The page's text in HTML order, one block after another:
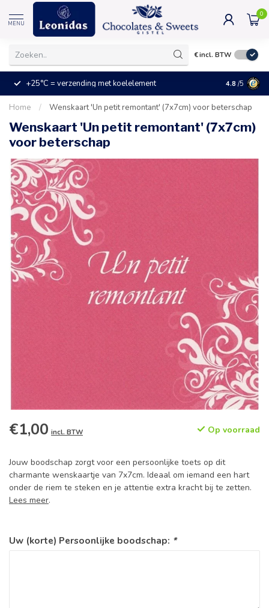
MENU
0
€incl. BTW
+25°C = verzending met koelelement Kleine
4.8 /5
Home / Wenskaart 'Un petit remontant' (7x7cm) voor beterschap
Wenskaart 'Un petit remontant' (7x7cm)
voor beterschap
€1,00 incl. BTW Op voorraad
Jouw boodschap zorgt voor een persoonlijke toets op dit
charmante wenskaartje van 7x7cm. Ideaal om iemand een hart
onder de riem te steken en je attentie extra kracht bij te zetten.
Lees meer.
Uw (korte) Persoonlijke boodschap: *